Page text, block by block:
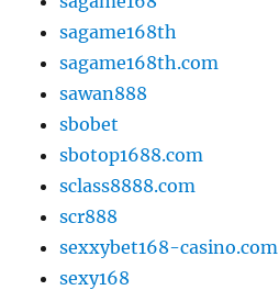
sagame168th
sagame168th.com
sawan888
sbobet
sbotop1688.com
sclass8888.com
scr888
sexxybet168-casino.com
sexy168